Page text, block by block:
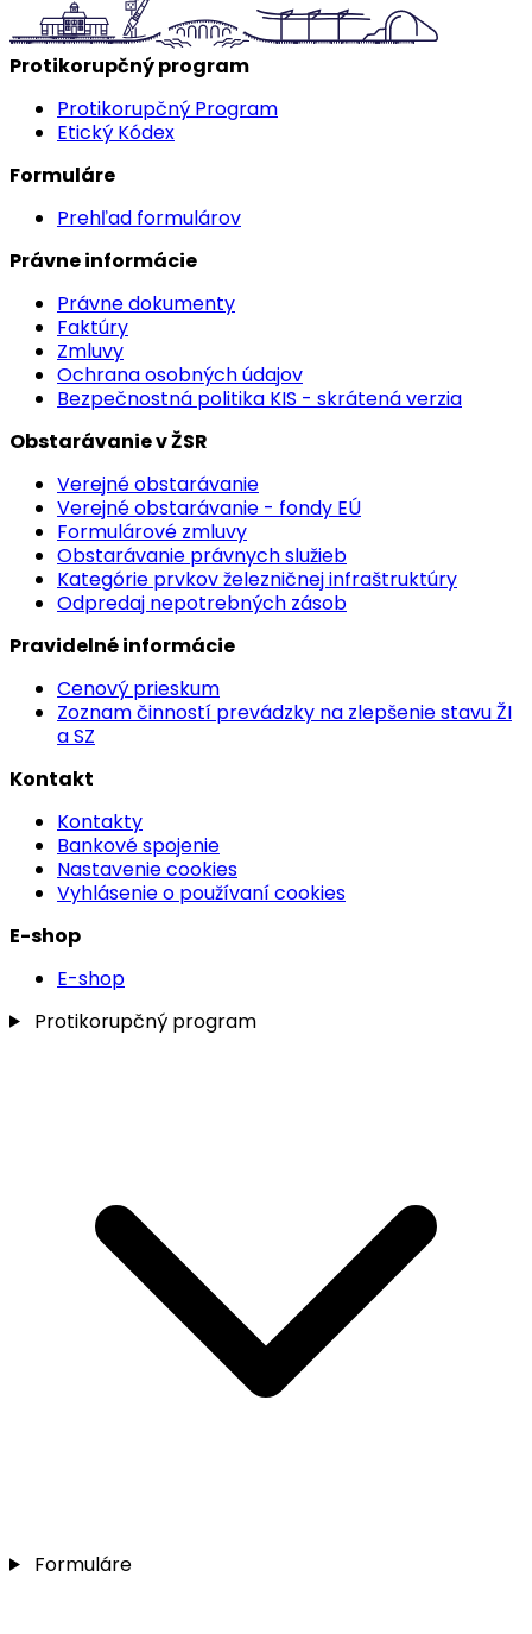
Protikorupčný program
Protikorupčný Program
Etický Kódex
Formuláre
Prehľad formulárov
Právne informácie
Právne dokumenty
Faktúry
Zmluvy
Ochrana osobných údajov
Bezpečnostná politika KIS - skrátená verzia
Obstarávanie v ŽSR
Verejné obstarávanie
Verejné obstarávanie - fondy EÚ
Formulárové zmluvy
Obstarávanie právnych služieb
Kategórie prvkov železničnej infraštruktúry
Odpredaj nepotrebných zásob
Pravidelné informácie
Cenový prieskum
Zoznam činností prevádzky na zlepšenie stavu ŽI
a SZ
Kontakt
Kontakty
Bankové spojenie
Nastavenie cookies
Vyhlásenie o používaní cookies
E-shop
E-shop
Protikorupčný program
Formuláre